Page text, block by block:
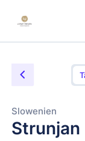
Slowenien
Strunjan